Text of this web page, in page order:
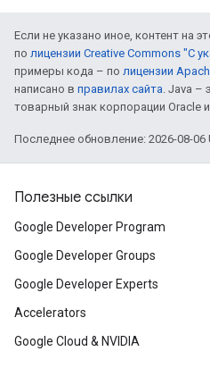
Если не указано иное, контент на
по лицензии Creative Commons "С
примеры кода – по лицензии
написано в правилах сайта. Java –
товарный знак корпорации Oracle
Последнее обновление: 2026-08-06
Полезные ссылки
Google Developer Program
Google Developer Groups
Google Developer Experts
Accelerators
Google Cloud & NVIDIA